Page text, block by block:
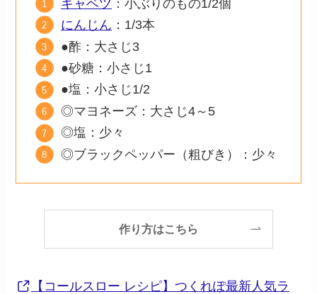
キャベツ ：小ぶりのもの1/2個
にんじん ：1/3本
●酢：大さじ3
●砂糖：小さじ1
●塩：小さじ1/2
◎マヨネーズ：大さじ4～5
◎塩：少々
◎ブラックペッパー（粗びき）：少々
作り方はこちら
【コールスロー レシピ】つくれぽ最新人気ラ